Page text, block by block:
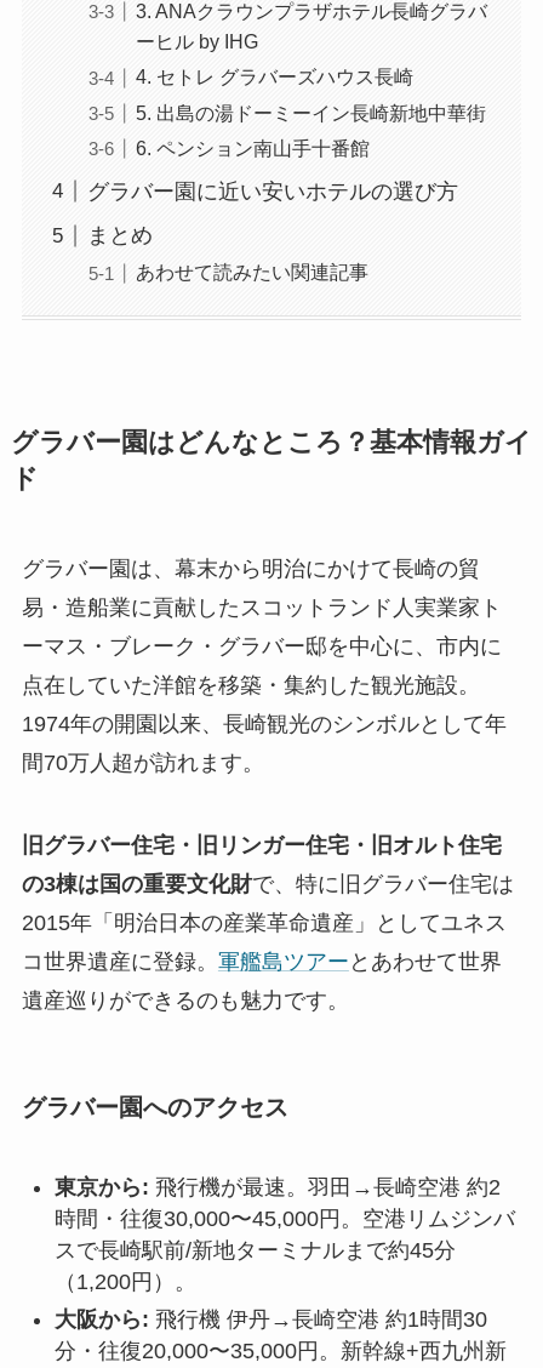
3. ANAクラウンプラザホテル長崎グラバ
ーヒル by IHG
4. セトレ グラバーズハウス長崎
5. 出島の湯ドーミーイン長崎新地中華街
6. ペンション南山手十番館
グラバー園に近い安いホテルの選び方
まとめ
あわせて読みたい関連記事
グラバー園はどんなところ？基本情報ガイ
ド
グラバー園は、幕末から明治にかけて長崎の貿
易・造船業に貢献したスコットランド人実業家ト
ーマス・ブレーク・グラバー邸を中心に、市内に
点在していた洋館を移築・集約した観光施設。
1974年の開園以来、長崎観光のシンボルとして年
間70万人超が訪れます。
旧グラバー住宅・旧リンガー住宅・旧オルト住宅
の3棟は国の重要文化財で、特に旧グラバー住宅は
2015年「明治日本の産業革命遺産」としてユネス
コ世界遺産に登録。 軍艦島ツアー とあわせて世界
遺産巡りができるのも魅力です。
グラバー園へのアクセス
東京から: 飛行機が最速。羽田→長崎空港 約2
時間・往復30,000〜45,000円。空港リムジンバ
スで長崎駅前/新地ターミナルまで約45分
（1,200円）。
大阪から: 飛行機 伊丹→長崎空港 約1時間30
分・往復20,000〜35,000円。新幹線+西九州新